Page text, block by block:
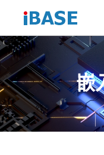
嵌